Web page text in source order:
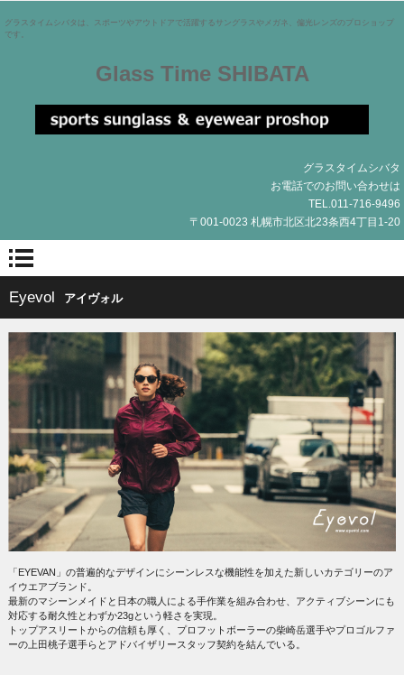
グラスタイムシバタは、スポーツやアウトドアで活躍するサングラスやメガネ、偏光レンズのプロショップ
です。
Glass Time SHIBATA
グラスタイムシバタ
お電話でのお問い合わせは
TEL.011-716-9496
〒001-0023 札幌市北区北23条西4丁目1-20
Eyevol アイヴォル
「EYEVAN」の普遍的なデザインにシーンレスな機能性を加えた新しいカテゴリーのア
イウエアブランド。
最新のマシーンメイドと日本の職人による手作業を組み合わせ、アクティブシーンにも
対応する耐久性とわずか23gという軽さを実現。
トップアスリートからの信頼も厚く、プロフットボーラーの柴崎岳選手やプロゴルファ
ーの上田桃子選手らとアドバイザリースタッフ契約を結んでいる。